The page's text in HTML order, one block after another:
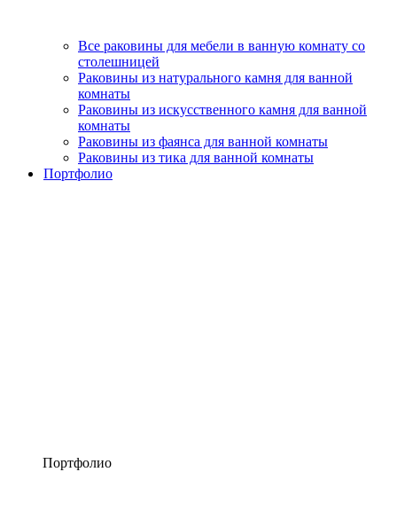
Все раковины для мебели в ванную комнату со
столешницей
Раковины из натурального камня для ванной
комнаты
Раковины из искусственного камня для ванной
комнаты
Раковины из фаянса для ванной комнаты
Раковины из тика для ванной комнаты
Портфолио
Портфолио